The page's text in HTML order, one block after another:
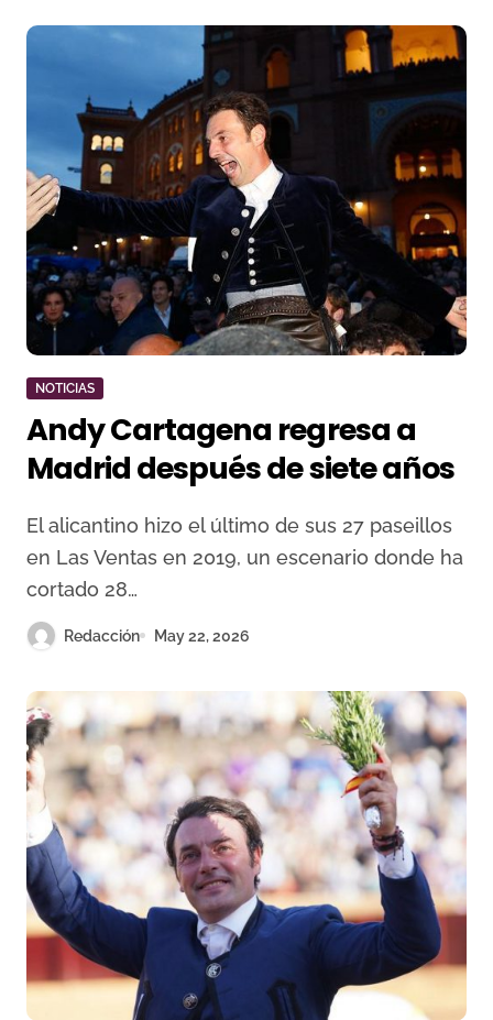
NOTICIAS
Andy Cartagena regresa a
Madrid después de siete años
El alicantino hizo el último de sus 27 paseillos
en Las Ventas en 2019, un escenario donde ha
cortado 28…
Redacción May 22, 2026